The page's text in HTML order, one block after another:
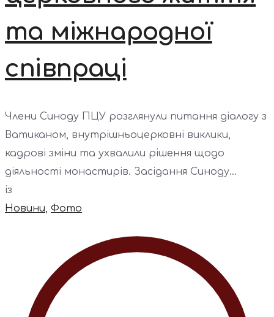
та міжнародної
співпраці
Члени Синоду ПЦУ розглянули питання діалогу з
Ватиканом, внутрішньоцерковні виклики,
кадрові зміни та ухвалили рішення щодо
діяльності монастирів. Засідання Синоду...
із
Новини, Фото